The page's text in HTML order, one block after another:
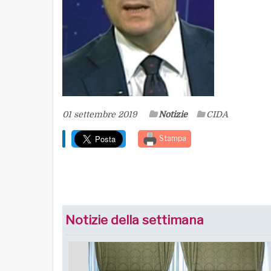
01 settembre 2019 Notizie CIDA
Stampa
Notizie della settimana